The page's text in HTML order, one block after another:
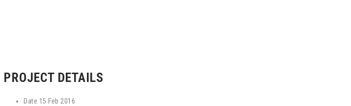
PROJECT DETAILS
Date 15 Feb 2016